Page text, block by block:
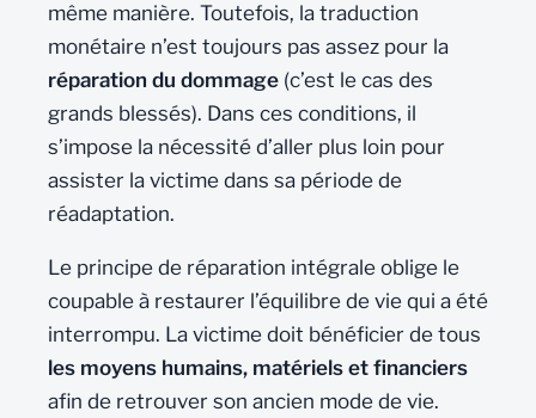
même manière. Toutefois, la traduction
monétaire n’est toujours pas assez pour la
réparation du dommage (c’est le cas des
grands blessés). Dans ces conditions, il
s’impose la nécessité d’aller plus loin pour
assister la victime dans sa période de
réadaptation.
Le principe de réparation intégrale oblige le
coupable à restaurer l’équilibre de vie qui a été
interrompu. La victime doit bénéficier de tous
les moyens humains, matériels et financiers
afin de retrouver son ancien mode de vie.